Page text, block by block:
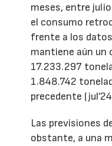
meses, entre
el consumo
frente a los
mantiene aún un
17.233.297
1.848.742
precedente
Las previsiones
obstante, a una